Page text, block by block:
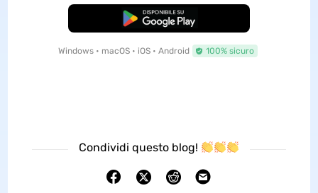
Download Gratis
Windows • macOS • iOS • Android 100% sicuro
Condividi questo blog!